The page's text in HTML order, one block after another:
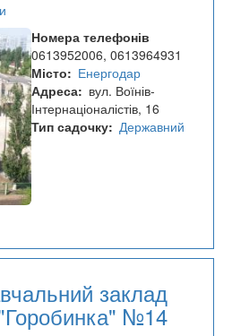
Номера телефонів
0613952006, 0613964931
Місто
Енергодар
Адреса
вул. Воїнів-
Інтернаціоналістів, 16
Тип садочку Державний
заклад
№14